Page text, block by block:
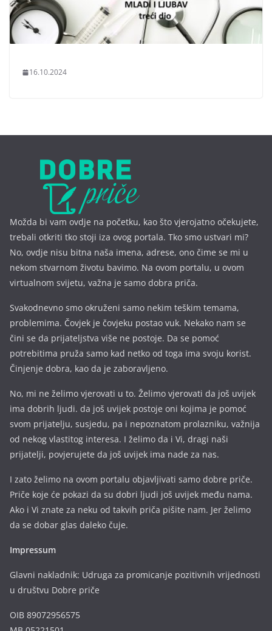
16.10.2024
Možda bi vam ovdje na početku, kao što vjerojatno očekujete,
trebali otkriti tko stoji iza ovog portala. Tko smo ustvari mi?
No, ovdje nisu bitna naša imena, adrese, ono čime se mi u
nekom stvarnom životu bavimo. Na ovom portalu, u ovom
virtualnom svijetu, važna je samo dobra priča.
Svakodnevno smo okruženi samo nekim teškim temama,
problemima. Čovjek je čovjeku postao vuk. Nekako nam se
čini se da prijateljstva više ne postoje. Da se pomoć
potrebitima pruža samo kad netko od toga ima svoju korist.
Činjenje dobra, kao da je zaboravljeno.
No, mi ne želimo vjerovati u to. Želimo vjerovati da još uvijek
ima dobrih ljudi. da još uvijek postoje oni kojima je pomoć
svom prijatelju, susjedu, pa i nepoznatom prolazniku, važnija
od nekog vlastitog interesa. I želimo da i Vi, dragi naši
prijatelji, povjerujete da još uvijek ima nade za nas.
I zato želimo na ovom portalu objavljivati samo dobre priče.
Priče koje će pokazi da su dobri ljudi još uvijek među nama.
Ako i Vi znate za neku od takvih priča pišite nam. Jer želimo
da se dobar glas daleko čuje.
Impressum
Glavni nakladnik: Udruga za promicanje pozitivnih vrijednosti
u društvu Dobre priče
OIB 89072956575